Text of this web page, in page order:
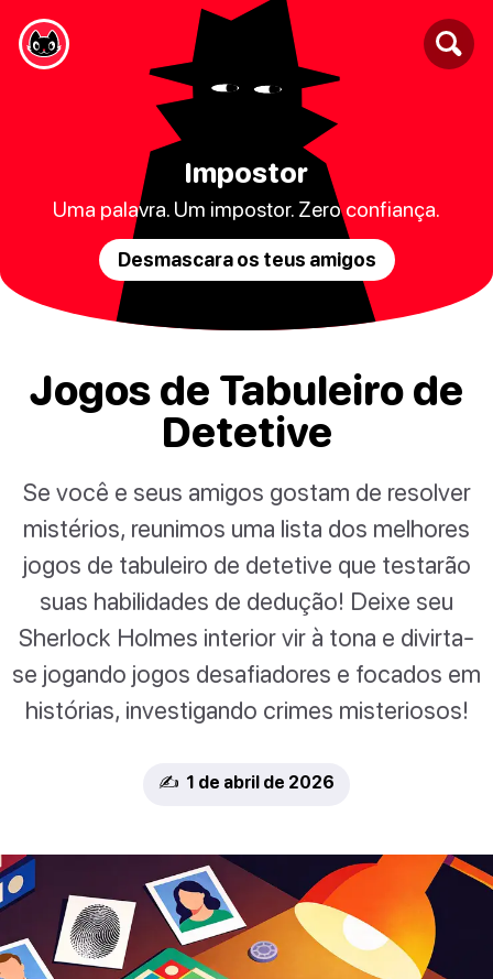
Impostor
Uma palavra. Um impostor. Zero confiança.
Desmascara os teus amigos
Jogos de Tabuleiro de
Detetive
Se você e seus amigos gostam de resolver
mistérios, reunimos uma lista dos melhores
jogos de tabuleiro de detetive que testarão
suas habilidades de dedução! Deixe seu
Sherlock Holmes interior vir à tona e divirta-
se jogando jogos desafiadores e focados em
histórias, investigando crimes misteriosos!
✍️ 1 de abril de 2026